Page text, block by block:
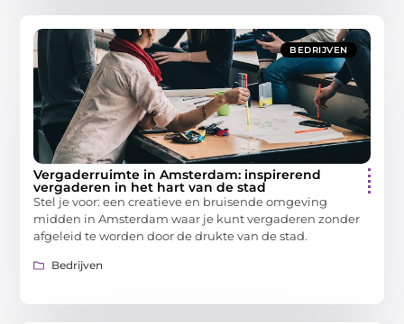
BEDRIJVEN
Vergaderruimte in Amsterdam: inspirerend
vergaderen in het hart van de stad
Stel je voor: een creatieve en bruisende omgeving
midden in Amsterdam waar je kunt vergaderen zonder
afgeleid te worden door de drukte van de stad.
Bedrijven